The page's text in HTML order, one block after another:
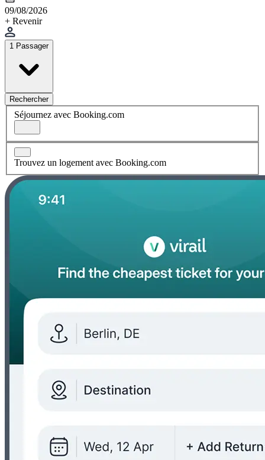
09/08/2026
+ Revenir
1 Passager
Rechercher
Séjournez avec Booking.com
Trouvez un logement avec Booking.com